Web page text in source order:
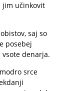
jim učinkovit
saj so
posebej
denarja.
srce